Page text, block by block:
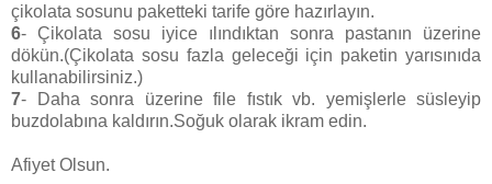
çikolata sosunu paketteki tarife göre hazırlayın.
6- Çikolata sosu iyice ılındıktan sonra pastanın üzerine
dökün.(Çikolata sosu fazla geleceği için paketin yarısınıda
kullanabilirsiniz.)
7- Daha sonra üzerine file fıstık vb. yemişlerle süsleyip
buzdolabına kaldırın.Soğuk olarak ikram edin.
Afiyet Olsun.